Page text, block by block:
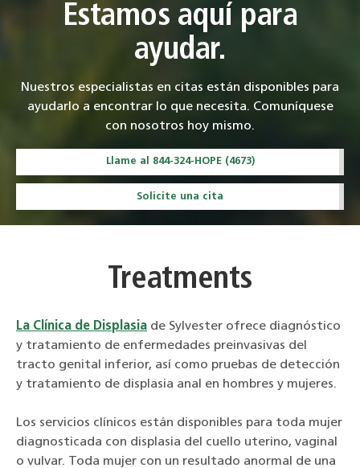
Estamos aquí para
ayudar.
Nuestros especialistas en citas están disponibles para
ayudarlo a encontrar lo que necesita. Comuníquese
con nosotros hoy mismo.
Llame al 844-324-HOPE (4673)
Solicite una cita
Treatments
La Clínica de Displasia de Sylvester ofrece diagnóstico
y tratamiento de enfermedades preinvasivas del
tracto genital inferior, así como pruebas de detección
y tratamiento de displasia anal en hombres y mujeres.
Los servicios clínicos están disponibles para toda mujer
diagnosticada con displasia del cuello uterino, vaginal
o vulvar. Toda mujer con un resultado anormal de una